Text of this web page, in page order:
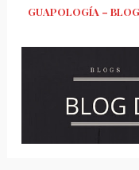
GUAPOLOGÍA –